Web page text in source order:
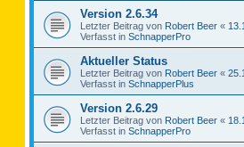
Version 2.6.34
Letzter Beitrag von Robert Beer «
Verfasst in SchnapperPro
Aktueller Status
Letzter Beitrag von Robert Beer «
Verfasst in SchnapperPlus
Version 2.6.29
Letzter Beitrag von Robert Beer «
Verfasst in SchnapperPro